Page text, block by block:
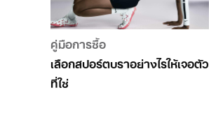
คู่มือการซื้อ
เลือกสปอร์ตบราอย่างไรให้เจอตัว
ที่ใช่